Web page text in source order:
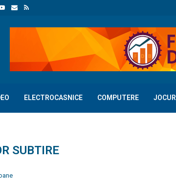
ELECTROCASNICE COMPUTERE JOCURI
SUBTIRE